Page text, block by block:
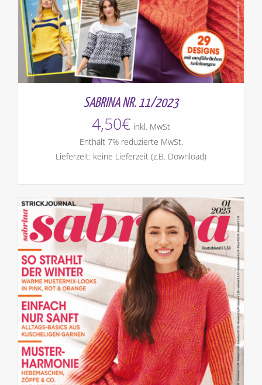
SABRINA NR. 11/2023
4,50€ inkl. MwSt
Enthält 7% reduzierte MwSt.
Lieferzeit: keine Lieferzeit (z.B. Download)